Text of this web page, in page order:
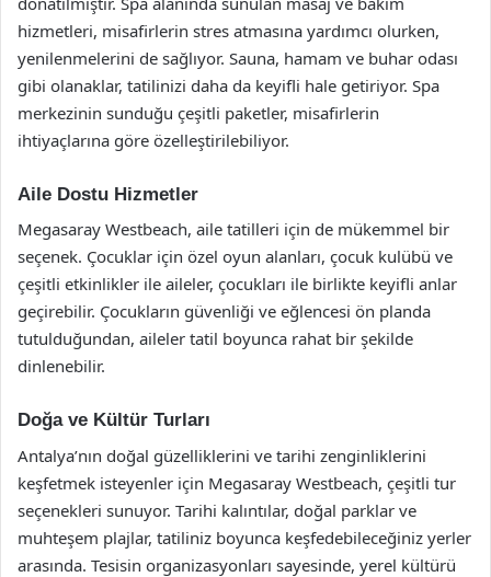
hizmetleri, misafirlerin stres atmasına yardımcı olurken,
yenilenmelerini de sağlıyor. Sauna, hamam ve buhar odası
gibi olanaklar, tatilinizi daha da keyifli hale getiriyor. Spa
merkezinin sunduğu çeşitli paketler, misafirlerin
ihtiyaçlarına göre özelleştirilebiliyor.
Aile Dostu Hizmetler
Megasaray Westbeach, aile tatilleri için de mükemmel bir
seçenek. Çocuklar için özel oyun alanları, çocuk kulübü ve
çeşitli etkinlikler ile aileler, çocukları ile birlikte keyifli anlar
geçirebilir. Çocukların güvenliği ve eğlencesi ön planda
tutulduğundan, aileler tatil boyunca rahat bir şekilde
dinlenebilir.
Doğa ve Kültür Turları
Antalya’nın doğal güzelliklerini ve tarihi zenginliklerini
keşfetmek isteyenler için Megasaray Westbeach, çeşitli tur
seçenekleri sunuyor. Tarihi kalıntılar, doğal parklar ve
muhteşem plajlar, tatiliniz boyunca keşfedebileceğiniz yerler
arasında. Tesisin organizasyonları sayesinde, yerel kültürü